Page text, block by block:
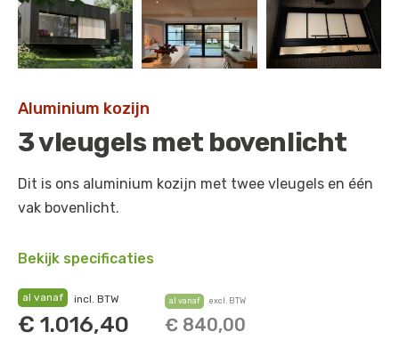
Aluminium kozijn
3 vleugels met bovenlicht
Dit is ons aluminium kozijn met twee vleugels en één
vak bovenlicht.
Bekijk specificaties
al vanaf incl. BTW
€ 1.016,40
al vanaf excl. BTW
€ 840,00